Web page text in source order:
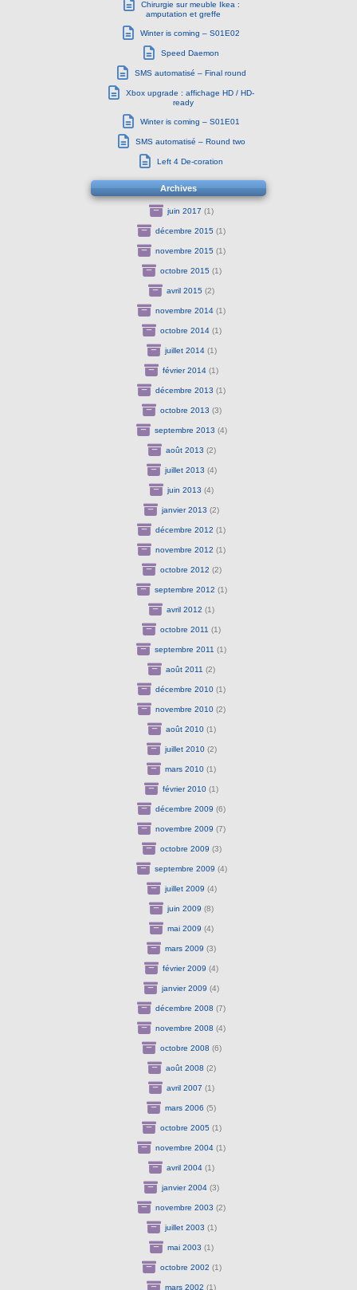
Chirurgie sur meuble Ikea :
amputation et greffe
Winter is coming – S01E02
Speed Daemon
SMS automatisé – Final round
Xbox upgrade : affichage HD / HD-
ready
Winter is coming – S01E01
SMS automatisé – Round two
Left 4 De-coration
Archives
juin 2017 (1)
décembre 2015 (1)
novembre 2015 (1)
octobre 2015 (1)
avril 2015 (2)
novembre 2014 (1)
octobre 2014(1)
juillet 2014(1)
février 2014 (1)
décembre 2013 (1)
octobre 2013 (3)
septembre 2013 (4)
août 2013 (2)
juillet 2013 (4)
juin 2013 (4)
janvier 2013 (2)
décembre 2012 (1)
novembre 2012 (1)
octobre 2012 (2)
septembre 2012 (1)
avril 2012 (1)
octobre 2011 (1)
septembre 2011 (1)
août 2011 (2)
décembre 2010 (1)
novembre 2010 (2)
août 2010(1)
juillet 2010(2)
mars 2010 (1)
février 2010 (1)
décembre 2009 (6)
novembre 2009 (7)
octobre 2009 (3)
septembre 2009 (4)
juillet 2009 (4)
juin 2009 (8)
mai 2009 (4)
mars 2009 (3)
février 2009 (4)
janvier 2009 (4)
décembre 2008 (7)
novembre 2008 (4)
octobre 2008 (6)
août 2008 (2)
avril 2007 (1)
mars 2006 (5)
octobre 2005 (1)
novembre 2004 (1)
avril 2004 (1)
janvier 2004 (3)
novembre 2003 (2)
juillet 2003 (1)
mai 2003 (1)
octobre 2002 (1)
mars 2002 (1)